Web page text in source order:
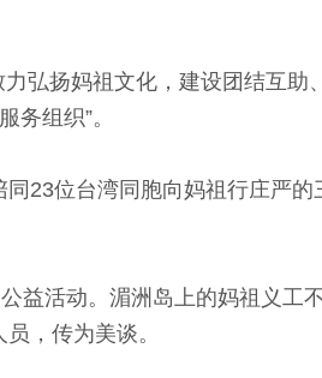
扬妈祖文化，建设团结互助
务组织”。
位台湾同胞向妈祖行庄严的
活动。湄洲岛上的妈祖义工
，传为美谈。